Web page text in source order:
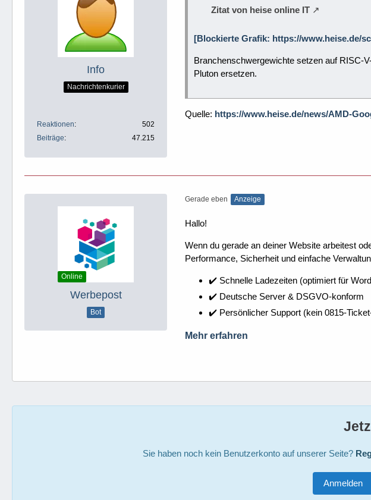
Info
Nachrichtenkurier
Reaktionen
502
Beiträge
47.215
Zitat von heise online IT
[Blockierte Grafik: https://www.heise.de/
Branchenschwergewichte setzen auf RISC-
Pluton ersetzen.
Quelle: https://www.heise.de/news/AMD-
Online
Werbepost
Bot
Gerade eben Anzeige
Hallo!
Wenn du gerade an deiner Website arbeitest
Performance, Sicherheit und einfache
✔️ Schnelle Ladezeiten (optimiert für
✔️ Deutsche Server & DSGVO-konform
✔️ Persönlicher Support (kein 0815-
Mehr erfahren
Sie haben noch kein Benutzerkonto auf unserer Seite?
Anmelden